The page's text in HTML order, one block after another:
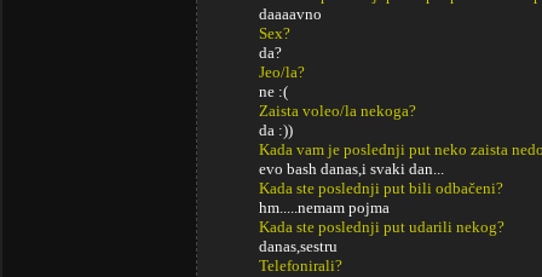
daaaavno
Sex?
da?
Jeo/la?
ne :(
Zaista voleo/la nekoga?
da :))
Kada vam je poslednji put neko zaista
evo bash danas,i svaki dan...
Kada ste poslednji put bili odbačeni?
hm.....nemam pojma
Kada ste poslednji put udarili nekog?
danas,sestru
Telefonirali?